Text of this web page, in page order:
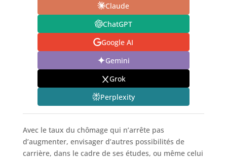
Claude
ChatGPT
Google AI
Gemini
Grok
Perplexity
Avec le taux du chômage qui n’arrête pas
d’augmenter, envisager d’autres possibilités de
carrière, dans le cadre de ses études, ou même celui